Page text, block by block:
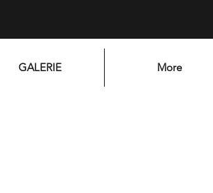
GALERIE More